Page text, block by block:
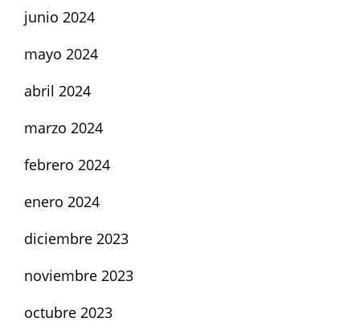
junio 2024
mayo 2024
abril 2024
marzo 2024
febrero 2024
enero 2024
diciembre 2023
noviembre 2023
octubre 2023